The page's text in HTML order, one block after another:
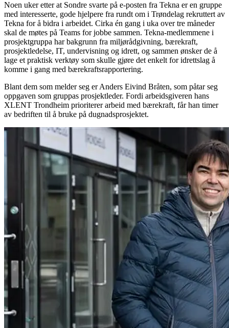
Noen uker etter at Sondre svarte på e-posten fra Tekna er en gruppe
med interesserte, gode hjelpere fra rundt om i Trøndelag rekruttert av
Tekna for å bidra i arbeidet. Cirka én gang i uka over tre måneder
skal de møtes på Teams for jobbe sammen. Tekna-medlemmene i
prosjektgruppa har bakgrunn fra miljørådgivning, bærekraft,
prosjektledelse, IT, undervisning og idrett, og sammen ønsker de å
lage et praktisk verktøy som skulle gjøre det enkelt for idrettslag å
komme i gang med bærekraftsrapportering.
Blant dem som melder seg er Anders Eivind Bråten, som påtar seg
oppgaven som gruppas prosjektleder. Fordi arbeidsgiveren hans
XLENT Trondheim prioriterer arbeid med bærekraft, får han timer
av bedriften til å bruke på dugnadsprosjektet.